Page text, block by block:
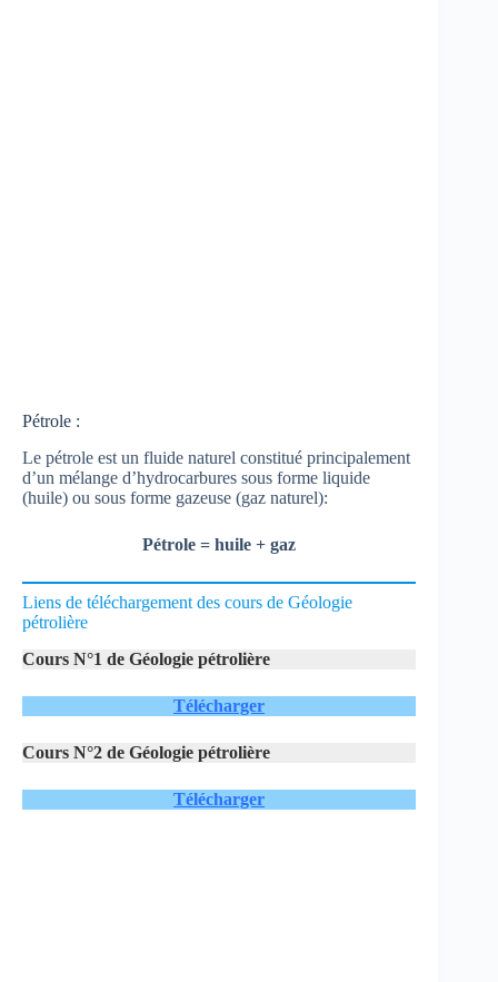
Pétrole :
Le pétrole est un fluide naturel constitué principalement
d’un mélange d’hydrocarbures sous forme liquide
(huile) ou sous forme gazeuse (gaz naturel):
Pétrole = huile + gaz
Liens de téléchargement des cours de Géologie
pétrolière
Cours N°1 de Géologie pétrolière
Télécharger
Cours N°2 de Géologie pétrolière
Télécharger